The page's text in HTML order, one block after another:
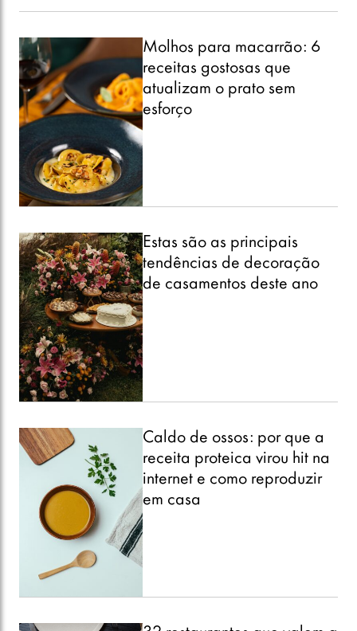
Molhos para macarrão: 6
receitas gostosas que
atualizam o prato sem
esforço
Estas são as principais
tendências de decoração
de casamentos deste ano
Caldo de ossos: por que a
receita proteica virou hit na
internet e como reproduzir
em casa